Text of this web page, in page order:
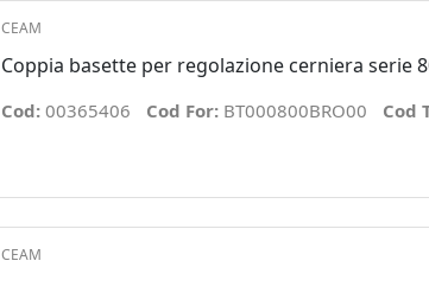
CEAM
Coppia basette per regolazione cerniera serie
Cod: 00365406 Cod For: BT000800BRO00 Cod
CEAM